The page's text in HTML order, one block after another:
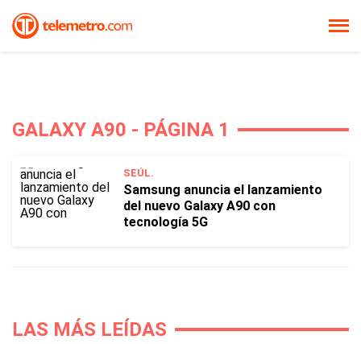
GALAXY A90 - PÁGINA 1
SEÚL.
Samsung anuncia el lanzamiento
del nuevo Galaxy A90 con
tecnología 5G
LAS MÁS LEÍDAS